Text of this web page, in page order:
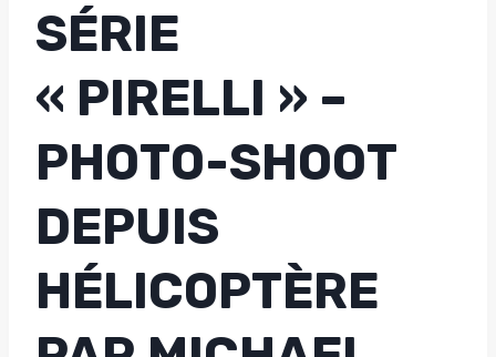
SÉRIE
« PIRELLI » –
PHOTO-SHOOT
DEPUIS
HÉLICOPTÈRE